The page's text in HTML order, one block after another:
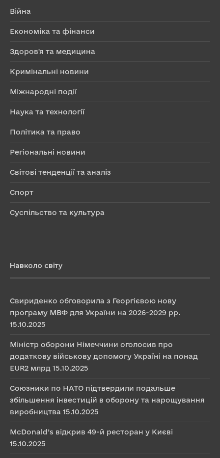
Війна
Економіка та фінанси
Здоров'я та медицина
Кримінальні новини
Міжнародні події
Наука та технології
Політика та право
Регіональні новини
Світові тенденції та аналіз
Спорт
Суспільство та культура
Навколо світу
Свириденко обговорила з Георгієвою нову
програму МВФ для України на 2026-2029 рр.
15.10.2025
Міністр оборони Німеччини оголосив про
додаткову військову допомогу Україні на понад
EUR2 млрд 15.10.2025
Союзники по НАТО підтвердили подальше
збільшення інвестицій в оборону та нарощування
виробництва 15.10.2025
McDonald’s відкрив 49-й ресторан у Києві
15.10.2025